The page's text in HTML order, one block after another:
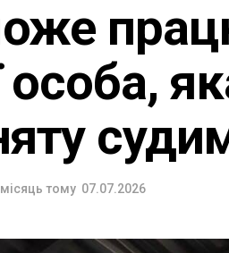
особа,
тому 07.07.2026